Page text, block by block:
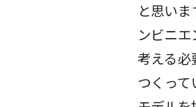
と思い
ンビニ
考える必
つくっ